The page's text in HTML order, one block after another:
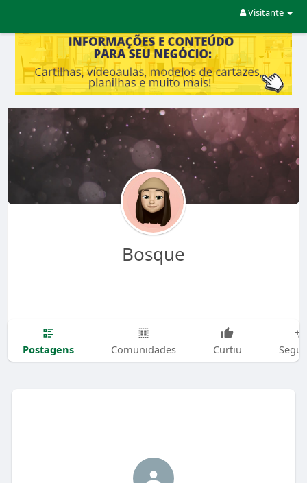
Visitante
Bosque
Postagens Comunidades Curtiu